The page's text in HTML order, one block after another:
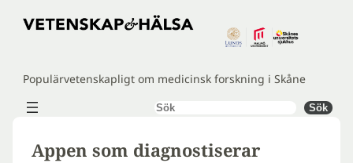
Hoppa
Populärvetenskapligt om medicinsk forskning i Skåne
Sök Sök
Appen som diagnostiserar